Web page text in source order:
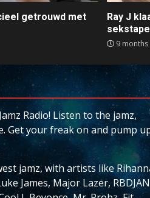
getrouwd met
Ray J
sekstape
9 months
Radio! Listen to the jamz,
Get your freak on and pump
jamz, with artists like
James, Major Lazer,